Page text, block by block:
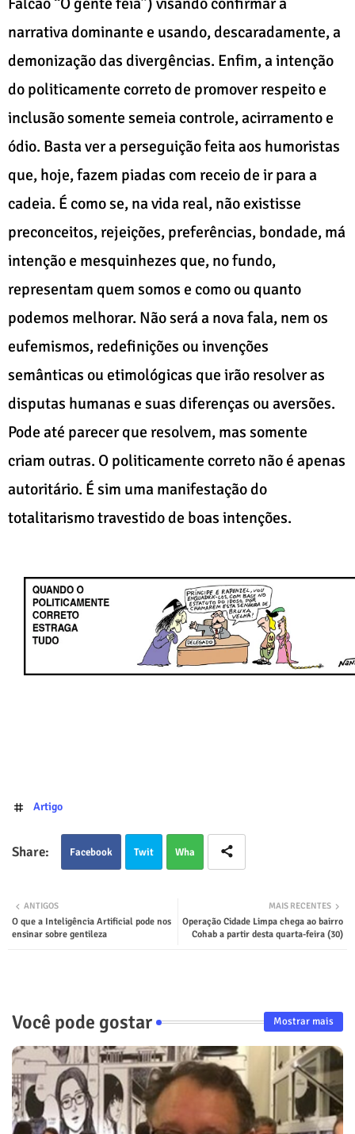
narrativa dominante e usando, descaradamente, a
demonização das divergências. Enfim, a intenção
do politicamente correto de promover respeito e
inclusão somente semeia controle, acirramento e
ódio. Basta ver a perseguição feita aos humoristas
que, hoje, fazem piadas com receio de ir para a
cadeia. É como se, na vida real, não existisse
preconceitos, rejeições, preferências, bondade, má
intenção e mesquinhezes que, no fundo,
representam quem somos e como ou quanto
podemos melhorar. Não será a nova fala, nem os
eufemismos, redefinições ou invenções
semânticas ou etimológicas que irão resolver as
disputas humanas e suas diferenças ou aversões.
Pode até parecer que resolvem, mas somente
criam outras. O politicamente correto não é apenas
autoritário. É sim uma manifestação do
totalitarismo travestido de boas intenções.
Artigo
Facebook Twit Wha
p
MAIS RECENTES
Operação Cidade Limpa chega ao bairro
Cohab a partir desta quarta-feira (30)
ANTIGOS
O que a Inteligência Artificial pode nos
ensinar sobre gentileza
Você pode gostar Mostrar mais